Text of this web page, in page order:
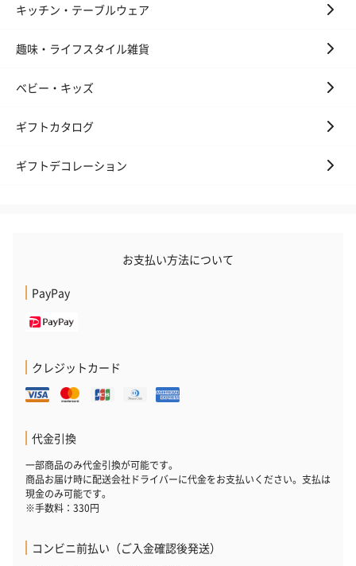
フラッグカプセル：イ
ンセンススティック
フラッグカプセル：イ
ンセンススティック
ショートイン
（GRAPE
おつまみ・その他
のオイル漬（981円）
ン）（981円）
キッチン・テーブルウェア
趣味・ライフスタイル雑貨
ベビー・キッズ
ギフトカタログ
ギフトデコレーション
お支払い方法について
PayPay
クレジットカード
代金引換
一部商品のみ代金引換が可能です。
商品お届け時に配送会社ドライバーに代金をお支払いください。支払は
現金のみ可能です。
※手数料：330円
コンビニ前払い（ご入金確認後発送）